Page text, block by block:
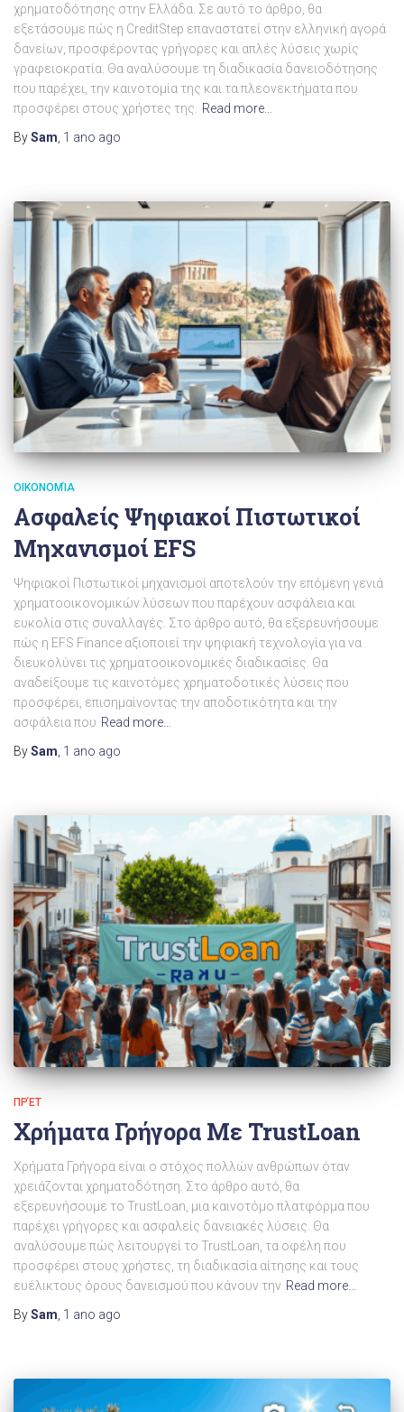
χρηματοδότησης στην Ελλάδα. Σε αυτό το άρθρο, θα
εξετάσουμε πώς η CreditStep επαναστατεί στην ελληνική αγορά
δανείων, προσφέροντας γρήγορες και απλές λύσεις χωρίς
γραφειοκρατία. Θα αναλύσουμε τη διαδικασία δανειοδότησης
που παρέχει, την καινοτομία της και τα πλεονεκτήματα που
προσφέρει στους χρήστες της.
Read more…
BySam 1 ano ago
ΟΙΚΟΝΟΜΊΑ
Ασφαλείς Ψηφιακοί Πιστωτικοί
Μηχανισμοί EFS
Ψηφιακοί Πιστωτικοί μηχανισμοί αποτελούν την επόμενη γενιά
χρηματοοικονομικών λύσεων που παρέχουν ασφάλεια και
ευκολία στις συναλλαγές. Στο άρθρο αυτό, θα εξερευνήσουμε
πώς η EFS Finance αξιοποιεί την ψηφιακή τεχνολογία για να
διευκολύνει τις χρηματοοικονομικές διαδικασίες. Θα
αναδείξουμε τις καινοτόμες χρηματοδοτικές λύσεις που
προσφέρει, επισημαίνοντας την αποδοτικότητα και την
ασφάλεια που Read more…
BySam, 1 ano ago
ΠΡΈΤ
Χρήματα Γρήγορα Με TrustLoan
Χρήματα Γρήγορα είναι ο στόχος πολλών ανθρώπων όταν
χρειάζονται χρηματοδότηση. Στο άρθρο αυτό, θα
εξερευνήσουμε το TrustLoan, μια καινοτόμο πλατφόρμα που
παρέχει γρήγορες και ασφαλείς δανειακές λύσεις. Θα
αναλύσουμε πώς λειτουργεί το TrustLoan, τα οφέλη που
προσφέρει στους χρήστες, τη διαδικασία αίτησης και τους
ευέλικτους όρους δανεισμού που κάνουν την Read more…
BySam 1 ano ago